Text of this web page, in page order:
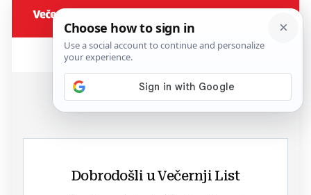
Dobrodošli u Večernji List